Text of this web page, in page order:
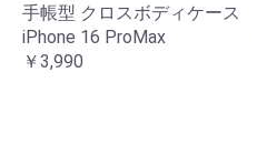
手帳型 クロスボディケース
iPhone 16 ProMax
￥3,990